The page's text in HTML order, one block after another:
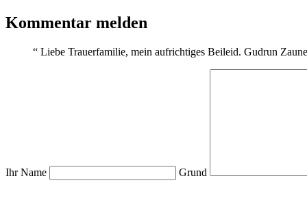
Kommentar melden
“ Liebe Trauerfamilie, mein aufrichtiges Beileid. Gudrun
Ihr Name Grund